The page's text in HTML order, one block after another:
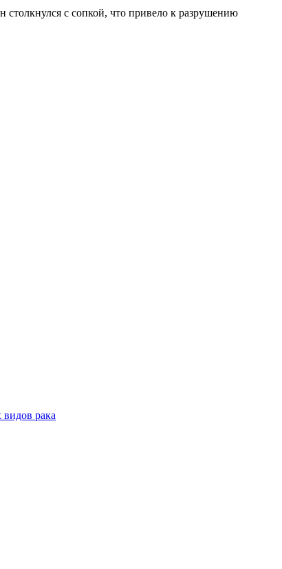
с сопкой, что привело к разрушению
рака